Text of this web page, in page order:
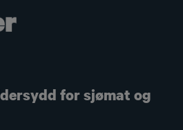
for sjømat og